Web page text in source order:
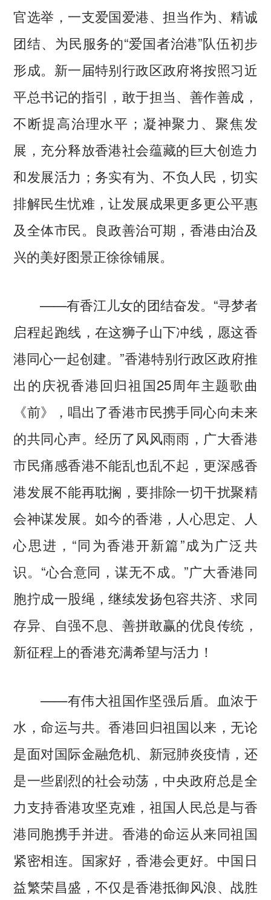
官选举，一支爱国爱港、担当作为、精诚
团结、为民服务的“爱国者治港”队伍初步
形成。新一届特别行政区政府将按照习近
平总书记的指引，敢于担当、善作善成，
不断提高治理水平；凝神聚力、聚焦发
展，充分释放香港社会蕴藏的巨大创造力
和发展活力；务实有为、不负人民，切实
排解民生忧难，让发展成果更多更公平惠
及全体市民。良政善治可期，香港由治及
兴的美好图景正徐徐铺展。
——有香江儿女的团结奋发。“寻梦者
启程起跑线，在这狮子山下冲线，愿这香
港同心一起创建。”香港特别行政区政府推
出的庆祝香港回归祖国25周年主题歌曲
《前》，唱出了香港市民携手同心向未来
的共同心声。经历了风风雨雨，广大香港
市民痛感香港不能乱也乱不起，更深感香
港发展不能再耽搁，要排除一切干扰聚精
会神谋发展。如今的香港，人心思定、人
心思进，“同为香港开新篇”成为广泛共
识。“心合意同，谋无不成。”广大香港同
胞拧成一股绳，继续发扬包容共济、求同
存异、自强不息、善拼敢赢的优良传统，
新征程上的香港充满希望与活力！
——有伟大祖国作坚强后盾。血浓于
水，命运与共。香港回归祖国以来，无论
是面对国际金融危机、新冠肺炎疫情，还
是一些剧烈的社会动荡，中央政府总是全
力支持香港攻坚克难，祖国人民总是与香
港同胞携手并进。香港的命运从来同祖国
紧密相连。国家好，香港会更好。中国日
益繁荣昌盛，不仅是香港抵御风浪、战胜